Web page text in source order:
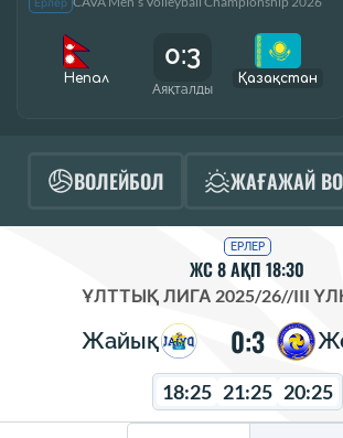
Непал
0:3
Аяқталды
Қазақcтан
ВОЛЕЙБОЛ ЖАҒАЖАЙ
ЕРЛЕР
ЖС 8 АҚП 18:30
ҰЛТТЫҚ ЛИГА 2025/26//III
Жайық 0:3
18:25 21:25 20:25